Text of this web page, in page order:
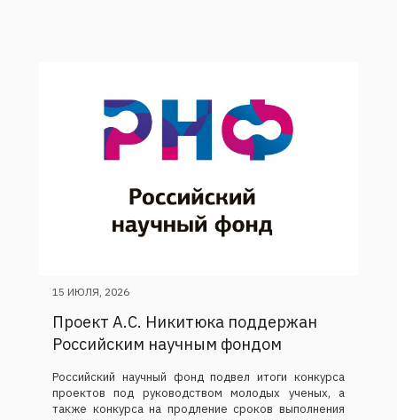
15 ИЮЛЯ, 2026
Проект А.С. Никитюка поддержан
Российским научным фондом
Российский научный фонд подвел итоги конкурса
проектов под руководством молодых ученых, а
также конкурса на продление сроков выполнения